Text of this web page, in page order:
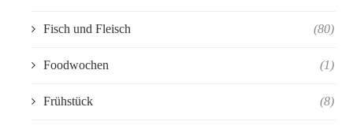
Fisch und Fleisch (80)
Foodwochen (1)
Frühstück (8)